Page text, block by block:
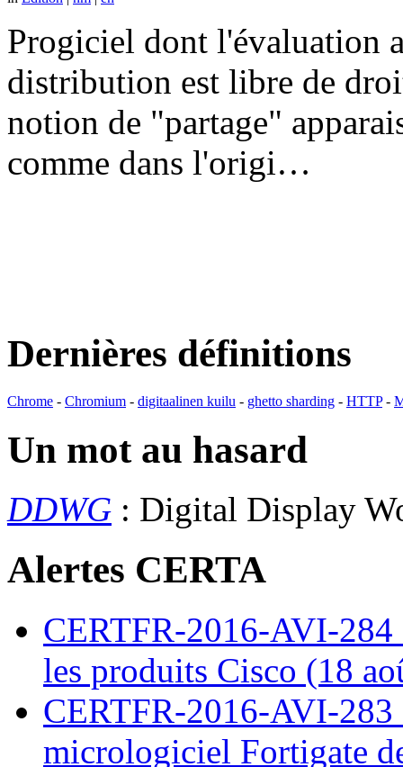
Progiciel dont l'évaluation
distribution est libre de
notion de "partage"
comme dans l'origi…
Dernières définitions
Chrome - Chromium - digitaalinen kuilu - ghetto sharding - HTTP-
Un mot au hasard
DDWG : Digital Display
Alertes CERTA
CERTFR-2016-AVI-
les produits Cisco (18
CERTFR-2016-AVI-
micrologiciel Fortigate